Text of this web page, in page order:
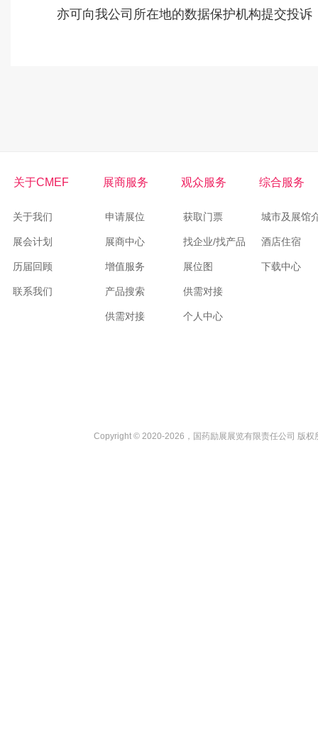
亦可向我公司所在地的数据保护机构提交投诉
关于CMEF
关于我们
展会计划
历届回顾
联系我们
展商服务
申请展位
展商中心
增值服务
产品搜索
供需对接
观众服务
获取门票
找企业/找产品
展位图
供需对接
个人中心
综合服务
城市及展馆
酒店住宿
下载中心
Copyright © 2020-2026，国药励展展览有限责任公司 版权